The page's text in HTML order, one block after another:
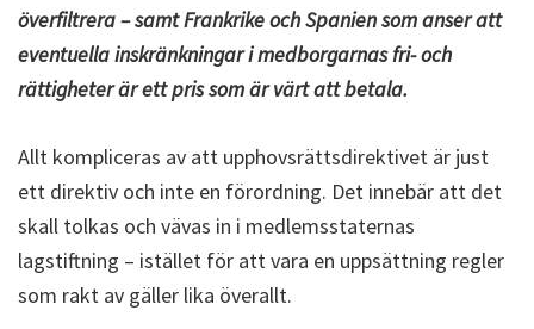
överfiltrera – samt Frankrike och Spanien som anser att
eventuella inskränkningar i medborgarnas fri- och
rättigheter är ett pris som är värt att betala.
Allt kompliceras av att upphovsrättsdirektivet är just
ett direktiv och inte en förordning. Det innebär att det
skall tolkas och vävas in i medlemsstaternas
lagstiftning – istället för att vara en uppsättning regler
som rakt av gäller lika överallt.